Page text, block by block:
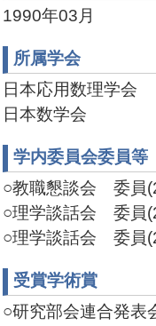
1990年03月
所属学会
日本応用数理学会
日本数学会
学内委員会委員等
○教職懇談会 委員
○理学談話会 委員
○理学談話会 委員
受賞学術賞
○研究部会連合発表